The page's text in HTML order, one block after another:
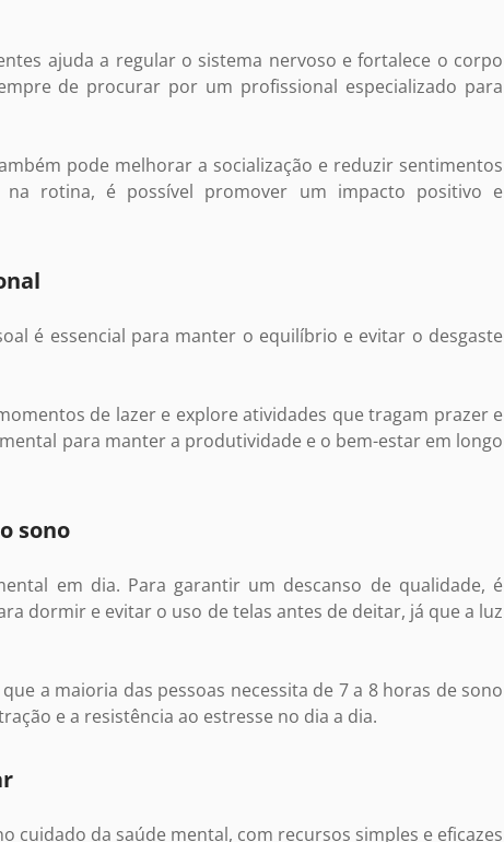
ajuda a regular o sistema nervoso e fortalece o corpo
de procurar por um profissional especializado para
pode melhorar a socialização e reduzir sentimentos
na rotina, é possível promover um impacto positivo e
é essencial para manter o equilíbrio e evitar o desgaste
de lazer e explore atividades que tragam prazer e
para manter a produtividade e o bem-estar em longo
sono
em dia. Para garantir um descanso de qualidade, é
dormir e evitar o uso de telas antes de deitar, já que a luz
a maioria das pessoas necessita de 7 a 8 horas de sono
e a resistência ao estresse no dia a dia.
cuidado da saúde mental, com recursos simples e eficazes